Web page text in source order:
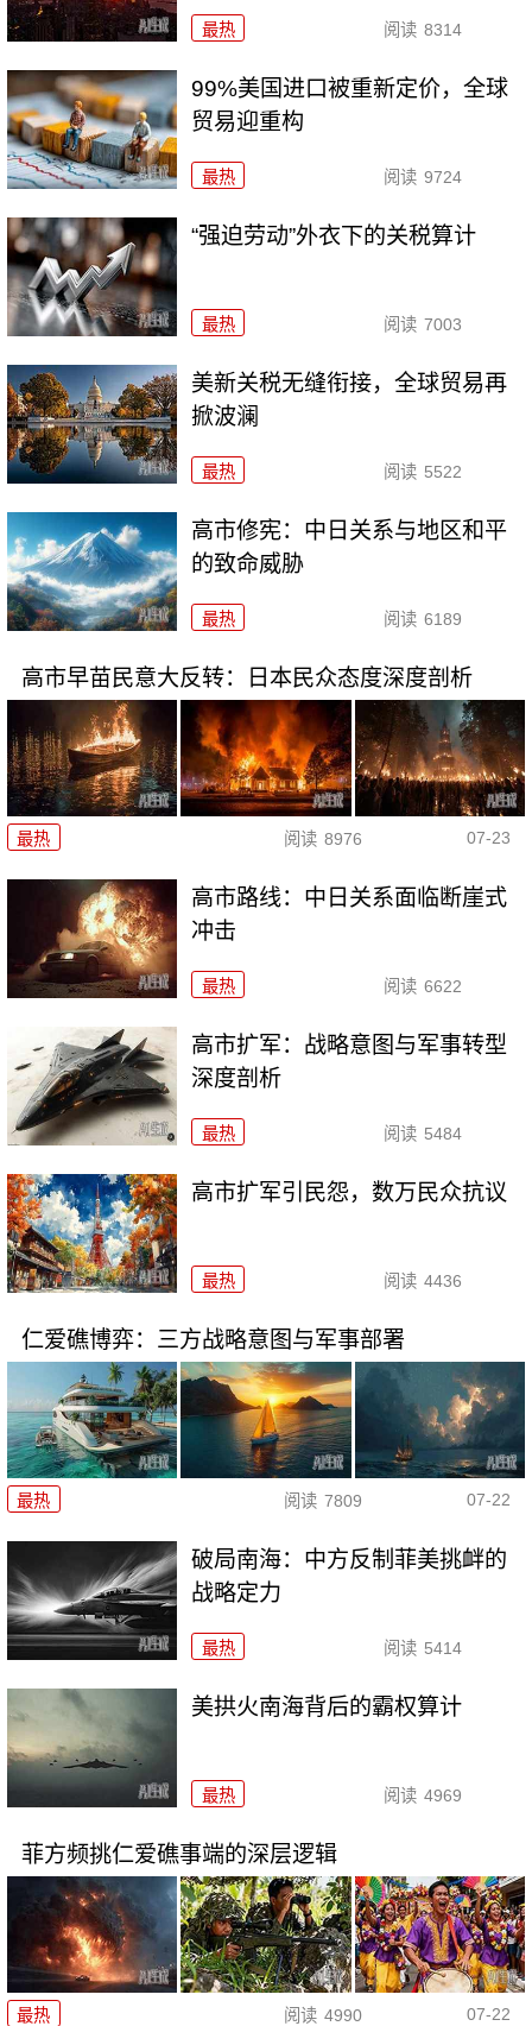
最热 阅读 8314
99%美国进口被重新定价，全球
贸易迎重构
最热 阅读 9724
“强迫劳动”外衣下的关税算计
最热 阅读 7003
美新关税无缝衔接，全球贸易再
掀波澜
最热 阅读 5522
高市修宪：中日关系与地区和平
的致命威胁
最热 阅读 6189
高市早苗民意大反转：日本民众态度深度剖析
最热 阅读 8976 07-23
高市路线：中日关系面临断崖式
冲击
最热 阅读 6622
高市扩军：战略意图与军事转型
深度剖析
最热 阅读 5484
高市扩军引民怨，数万民众抗议
最热 阅读 4436
仁爱礁博弈：三方战略意图与军事部署
最热 阅读 7809 07-22
破局南海：中方反制菲美挑衅的
战略定力
最热 阅读 5414
美拱火南海背后的霸权算计
最热 阅读 4969
菲方频挑仁爱礁事端的深层逻辑
最热 阅读 4990 07-22